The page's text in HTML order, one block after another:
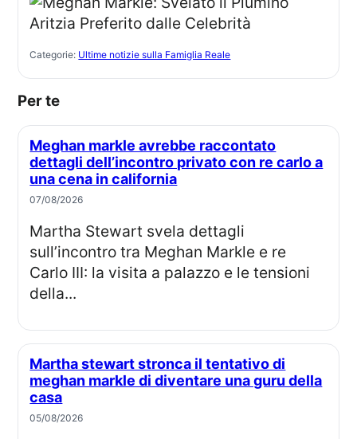
Categorie: Ultime notizie sulla Famiglia Reale
Per te
Meghan markle avrebbe raccontato
dettagli dell’incontro privato con re carlo a
una cena in california
07/08/2026
Martha Stewart svela dettagli
sull’incontro tra Meghan Markle e re
Carlo III: la visita a palazzo e le tensioni
della...
Martha stewart stronca il tentativo di
meghan markle di diventare una guru della
casa
05/08/2026